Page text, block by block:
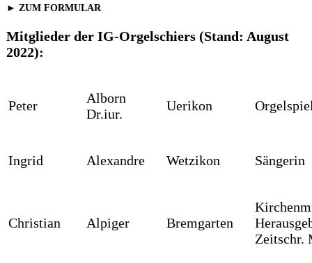
► ZUM FORMULAR
Mitglieder der IG-Orgelschiers (Stand: August
2022):
Peter
Alborn
Dr.iur.
Uerikon
Ingrid Alexandre Wetzikon Sängerin
Christian Alpiger Bremgarten
Zeitschr.